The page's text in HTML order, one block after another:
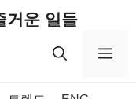
거운 일들